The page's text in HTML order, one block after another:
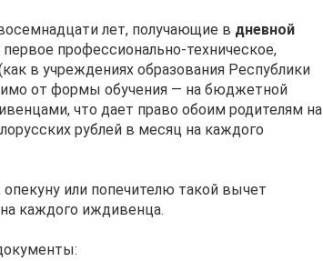
лет, получающие в дневной
профессионально-техническое,
в учреждениях образования Республики
от формы обучения — на бюджетной
что дает право обоим родителям на
рублей в месяц на каждого
или попечителю такой вычет
каждого иждивенца.